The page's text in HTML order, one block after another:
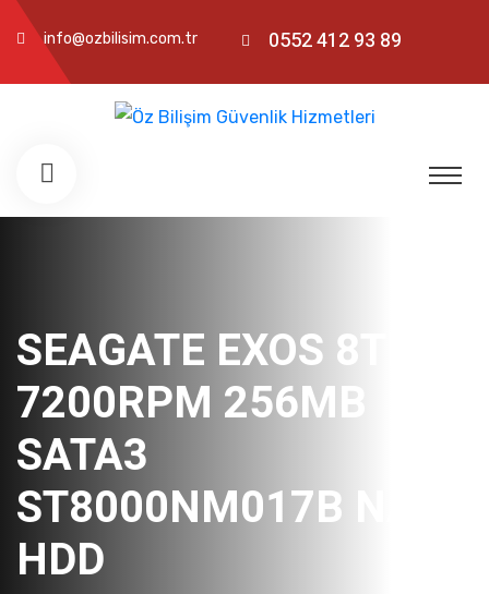
info@ozbilisim.com.tr 0552 412 93 89
SEAGATE EXOS 8TB
7200RPM 256MB
SATA3
ST8000NM017B NAS
HDD